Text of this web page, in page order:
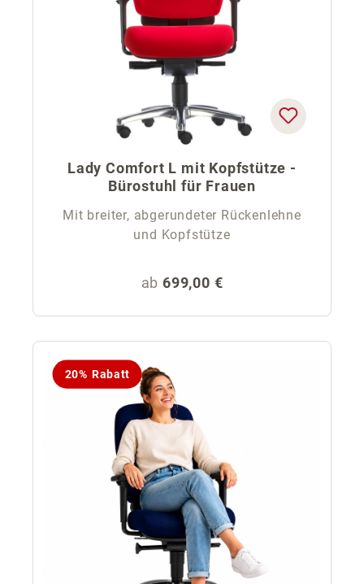
Lady Comfort L mit Kopfstütze -
Bürostuhl für Frauen
Mit breiter, abgerundeter Rückenlehne
und Kopfstütze
Regulärer Preis:
ab 699,00 €
20% Rabatt